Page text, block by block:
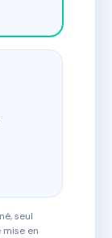
seul
en